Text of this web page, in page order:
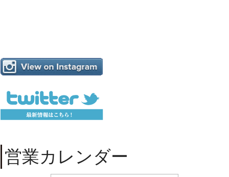
営業カレンダー